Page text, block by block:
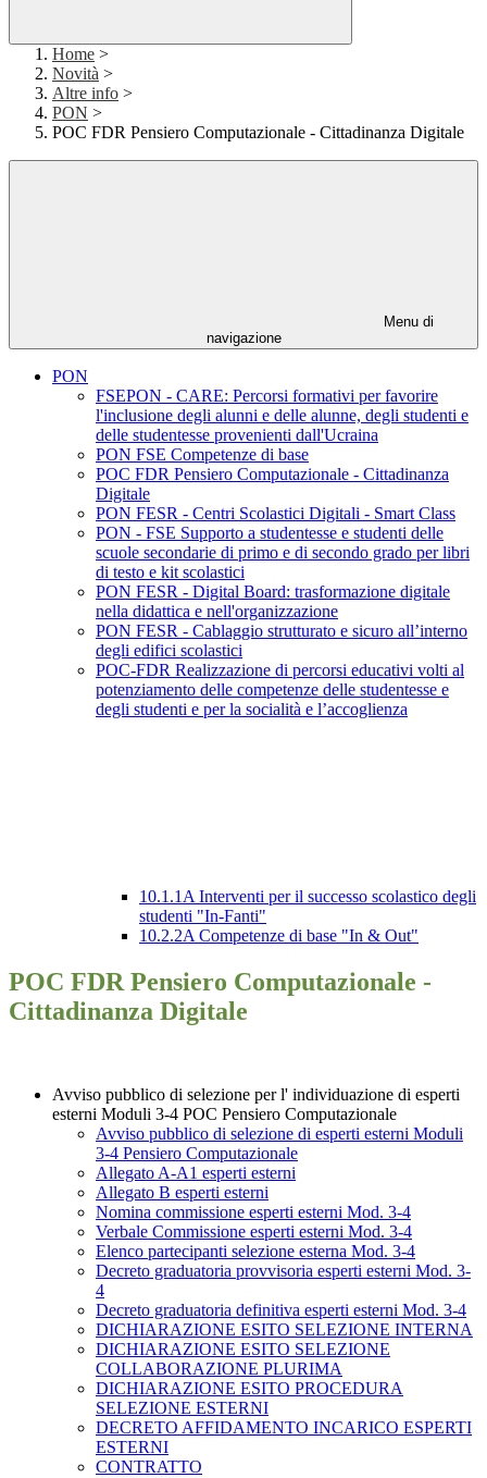
Home >
Novità >
Altre info >
PON >
POC FDR Pensiero Computazionale - Cittadinanza Digitale
Menu di
navigazione
PON
FSEPON - CARE: Percorsi formativi per favorire
l'inclusione degli alunni e delle alunne, degli studenti e
delle studentesse provenienti dall'Ucraina
PON FSE Competenze di base
POC FDR Pensiero Computazionale - Cittadinanza
Digitale
PON FESR - Centri Scolastici Digitali - Smart Class
PON - FSE Supporto a studentesse e studenti delle
scuole secondarie di primo e di secondo grado per libri
di testo e kit scolastici
PON FESR - Digital Board: trasformazione digitale
nella didattica e nell'organizzazione
PON FESR - Cablaggio strutturato e sicuro all’interno
degli edifici scolastici
POC-FDR Realizzazione di percorsi educativi volti al
potenziamento delle competenze delle studentesse e
degli studenti e per la socialità e l’accoglienza
10.1.1A Interventi per il successo scolastico degli
studenti "In-Fanti"
10.2.2A Competenze di base "In & Out"
POC FDR Pensiero Computazionale -
Cittadinanza Digitale
Avviso pubblico di selezione per l' individuazione di esperti
esterni Moduli 3-4 POC Pensiero Computazionale
Avviso pubblico di selezione di esperti esterni Moduli
3-4 Pensiero Computazionale
Allegato A-A1 esperti esterni
Allegato B esperti esterni
Nomina commissione esperti esterni Mod. 3-4
Verbale Commissione esperti esterni Mod. 3-4
Elenco partecipanti selezione esterna Mod. 3-4
Decreto graduatoria provvisoria esperti esterni Mod. 3-
4
Decreto graduatoria definitiva esperti esterni Mod. 3-4
DICHIARAZIONE ESITO SELEZIONE INTERNA
DICHIARAZIONE ESITO SELEZIONE
COLLABORAZIONE PLURIMA
DICHIARAZIONE ESITO PROCEDURA
SELEZIONE ESTERNI
DECRETO AFFIDAMENTO INCARICO ESPERTI
ESTERNI
CONTRATTO